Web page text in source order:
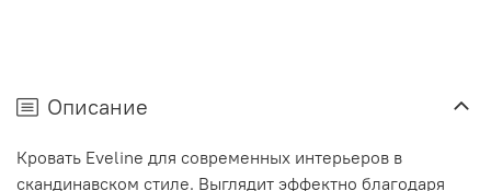
Описание
Кровать Eveline для современных интерьеров в
скандинавском стиле. Выглядит эффектно благодаря